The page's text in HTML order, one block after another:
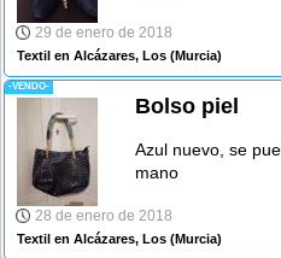
29 de enero de 2018
Textil en Alcázares, Los (Murcia)
-VENDO-
Bolso piel
Azul nuevo, se
mano
28 de enero de 2018
Textil en Alcázares, Los (Murcia)